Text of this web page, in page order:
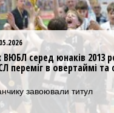
ВЮБЛ серед юнаків
матчів 24 травня
матчів третього
серед юнаків 2013 року